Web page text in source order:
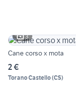
3
Cane corso x mota
2 €
Torano Castello(CS)